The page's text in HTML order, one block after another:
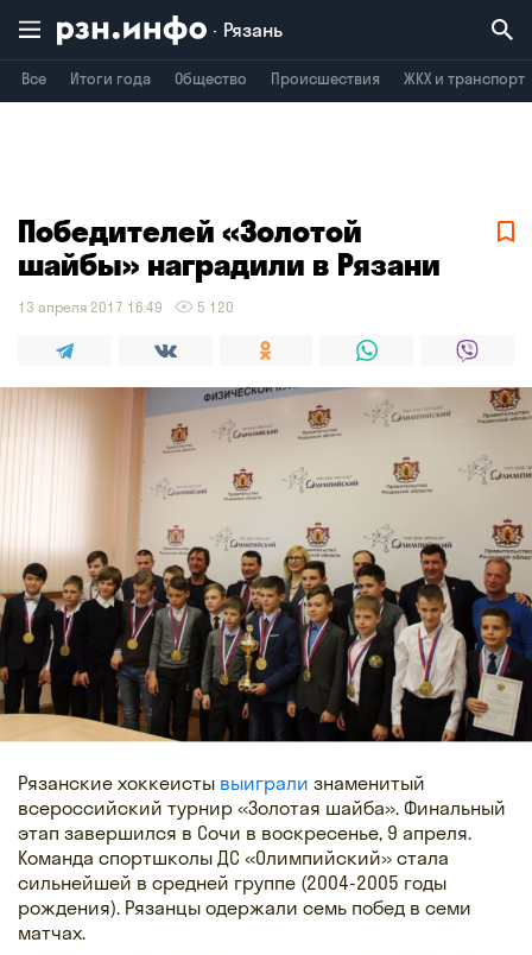
Рязань
Все Итоги года Общество Происшествия ЖКХ и транспорт
Воронеж Брянск
Победителей «Золотой
шайбы» наградили в Рязани
13 апреля 2017 16:49 5 120
Рязанские хоккеисты выиграли знаменитый
всероссийский турнир «Золотая шайба». Финальный
этап завершился в Сочи в воскресенье, 9 апреля.
Команда спортшколы ДС «Олимпийский» стала
сильнейшей в средней группе (2004-2005 годы
рождения). Рязанцы одержали семь побед в семи
матчах.